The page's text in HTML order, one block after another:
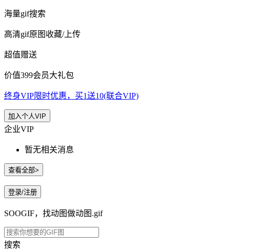
海量gif搜索
高清gif原图收藏/上传
超值赠送
价值399会员大礼包
终身VIP限时优惠，买1送10(联合VIP)
加入个人VIP
企业VIP
暂无相关消息
查看全部>
登录/注册
SOOGIF，找动图做动图.gif
搜索